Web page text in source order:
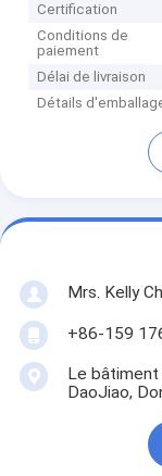
Certification
Conditions de
paiement
Délai de livraison
Détails
Mrs. Kelly
+86-159
Le bâtiment
DaoJiao,